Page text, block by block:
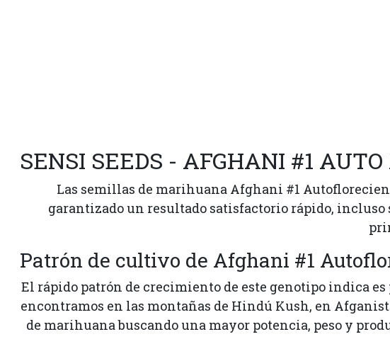
SENSI SEEDS - AFGHANI #1 AUTO
Las semillas de marihuana Afghani #1
garantizado un resultado satisfactorio rápido,
Patrón de cultivo de Afghani #1
El rápido patrón de crecimiento de este genotipo indica
encontramos en las montañas de Hindú Kush, en
de marihuana buscando una mayor potencia, peso y